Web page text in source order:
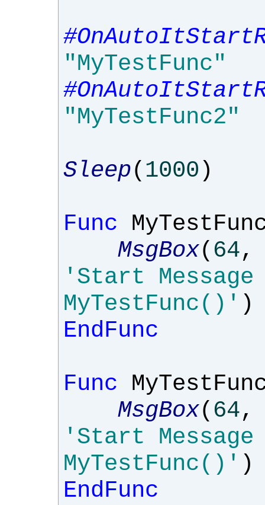
"MyTestFunc"
"MyTestFunc2"
Sleep( 1000 )
Func
MsgBox( 64,
'Start Message
MyTestFunc()' )
EndFunc
Func
MsgBox( 64,
'Start Message
MyTestFunc()' )
EndFunc